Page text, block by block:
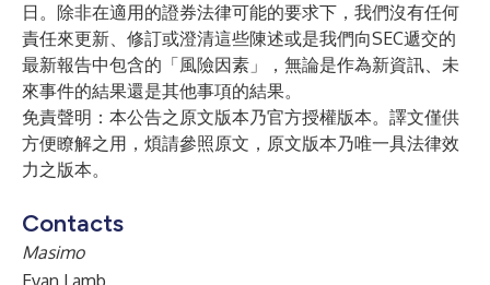
日。除非在適用的證券法律可能的要求下，我們沒有任何
責任來更新、修訂或澄清這些陳述或是我們向SEC遞交的
最新報告中包含的「風險因素」，無論是作為新資訊、未
來事件的結果還是其他事項的結果。
免責聲明：本公告之原文版本乃官方授權版本。譯文僅供
方便瞭解之用，煩請參照原文，原文版本乃唯一具法律效
力之版本。
Contacts
Masimo
Evan Lamb